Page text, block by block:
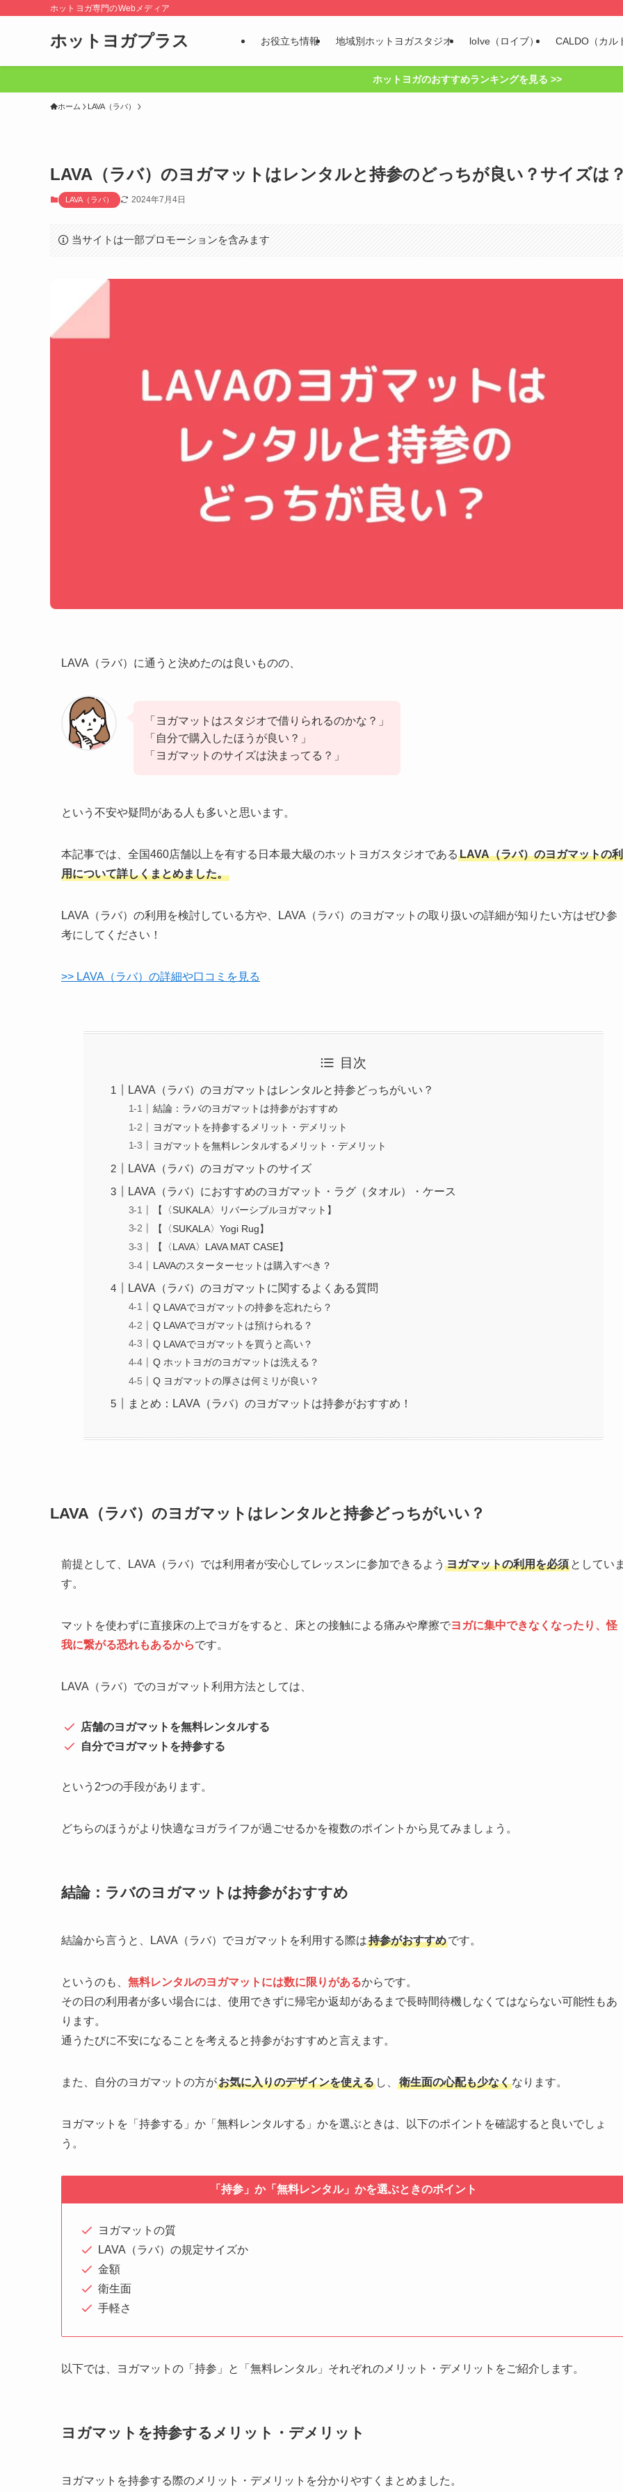
ホットヨガ専門のWebメディア
ホットヨガプラス お役立ち情報 地域別ホットヨガスタジオ loIve（ロイブ） CALDO（カル
ホットヨガのおすすめランキングを見る >>
ホーム LAVA（ラバ）
LAVA（ラバ）のヨガマットはレンタルと持参のどっちが良い？サイズは
LAVA（ラバ） 2024年7月4日
当サイトは一部プロモーションを含みます
LAVA（ラバ）に通うと決めたのは良いものの、
「ヨガマットはスタジオで借りられるのかな？」
「自分で購入したほうが良い？」
「ヨガマットのサイズは決まってる？」
という不安や疑問がある人も多いと思います。
本記事では、全国460店舗以上を有する日本最大級のホットヨガスタジオである LAVA（ラバ）のヨガマットの利
用について詳しくまとめました。
LAVA（ラバ）の利用を検討している方や、LAVA（ラバ）のヨガマットの取り扱いの詳細が知りたい方はぜひ参
考にしてください！
>> LAVA（ラバ）の詳細や口コミを見る
目次
LAVA（ラバ）のヨガマットはレンタルと持参どっちがいい？
結論：ラバのヨガマットは持参がおすすめ
ヨガマットを持参するメリット・デメリット
ヨガマットを無料レンタルするメリット・デメリット
LAVA（ラバ）のヨガマットのサイズ
LAVA（ラバ）におすすめのヨガマット・ラグ（タオル）・ケース
【〈SUKALA〉リバーシブルヨガマット】
【〈SUKALA〉Yogi Rug】
【〈LAVA〉LAVA MAT CASE】
LAVAのスターターセットは購入すべき？
LAVA（ラバ）のヨガマットに関するよくある質問
Q LAVAでヨガマットの持参を忘れたら？
Q LAVAでヨガマットは預けられる？
Q LAVAでヨガマットを買うと高い？
Q ホットヨガのヨガマットは洗える？
Q ヨガマットの厚さは何ミリが良い？
まとめ：LAVA（ラバ）のヨガマットは持参がおすすめ！
LAVA（ラバ）のヨガマットはレンタルと持参どっちがいい？
前提として、LAVA（ラバ）では利用者が安心してレッスンに参加できるよう ヨガマットの利用を必須 としてい
す。
マットを使わずに直接床の上でヨガをすると、床との接触による痛みや摩擦でヨガに集中できなくなったり、怪
我に繋がる恐れもあるからです。
LAVA（ラバ）でのヨガマット利用方法としては、
店舗のヨガマットを無料レンタルする
自分でヨガマットを持参する
という2つの手段があります。
どちらのほうがより快適なヨガライフが過ごせるかを複数のポイントから見てみましょう。
結論：ラバのヨガマットは持参がおすすめ
結論から言うと、LAVA（ラバ）でヨガマットを利用する際は持参がおすすめです。
というのも、 無料レンタルのヨガマットには数に限りがあるからです。
その日の利用者が多い場合には、使用できずに帰宅か返却があるまで長時間待機しなくてはならない可能性もあ
ります。
通うたびに不安になることを考えると持参がおすすめと言えます。
また、自分のヨガマットの方がお気に入りのデザインを使える し、 衛生面の心配も少なくなります。
ヨガマットを「持参する」か「無料レンタルする」かを選ぶときは、以下のポイントを確認すると良いでしょ
う。
「持参」か「無料レンタル」かを選ぶときのポイント
ヨガマットの質
LAVA（ラバ）の規定サイズか
金額
衛生面
手軽さ
以下では、ヨガマットの「持参」と「無料レンタル」それぞれのメリット・デメリットをご紹介します。
ヨガマットを持参するメリット・デメリット
ヨガマットを持参する際のメリット・デメリットを分かりやすくまとめました。